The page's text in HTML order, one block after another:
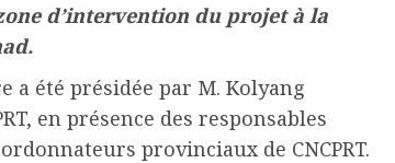
d’intervention du projet à la
a été présidée par M. Kolyang
en présence des responsables
provinciaux de CNCPRT.